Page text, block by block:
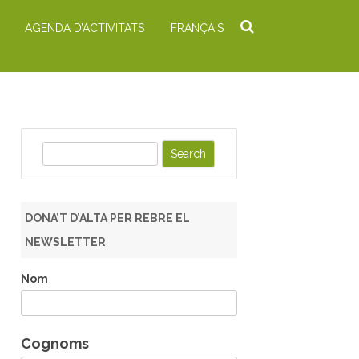
AGENDA D’ACTIVITATS FRANÇAIS
h
DONA’T D’ALTA PER REBRE EL
NEWSLETTER
Nom
Cognoms